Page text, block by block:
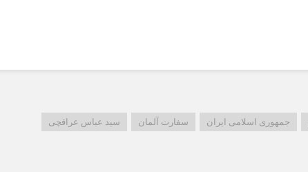
جمهوری اسلامی ایران سفارت آلمان سید عباس عراقچی